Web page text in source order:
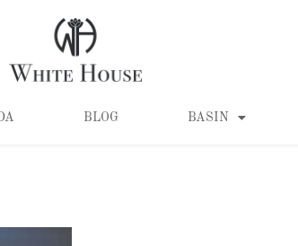
BLOG BASIN